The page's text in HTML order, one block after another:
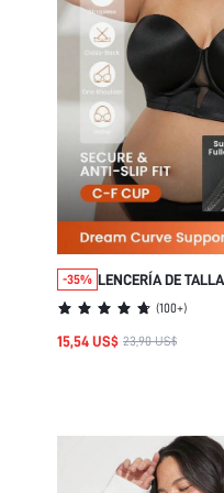
-35% LENCERÍA DE
SUJETADOR
COMO ROPA
(100+)
15,54 US$ 23,90 US$